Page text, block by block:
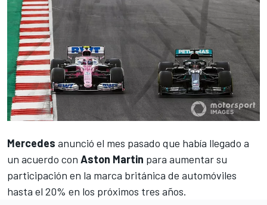
Mercedes anunció el mes pasado que había llegado a
un acuerdo con Aston Martin para aumentar su
participación en la marca británica de automóviles
hasta el 20% en los próximos tres años.